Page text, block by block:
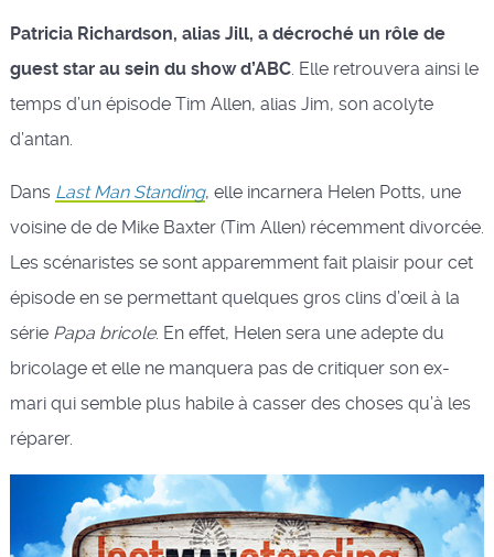
Patricia Richardson, alias Jill, a décroché un rôle de
guest star au sein du show d’ABC. Elle retrouvera ainsi le
temps d’un épisode Tim Allen, alias Jim, son acolyte
d’antan.
Dans Last Man Standing, elle incarnera Helen Potts, une
voisine de de Mike Baxter (Tim Allen) récemment divorcée.
Les scénaristes se sont apparemment fait plaisir pour cet
épisode en se permettant quelques gros clins d’œil à la
série Papa bricole. En effet, Helen sera une adepte du
bricolage et elle ne manquera pas de critiquer son ex-
mari qui semble plus habile à casser des choses qu’à les
réparer.